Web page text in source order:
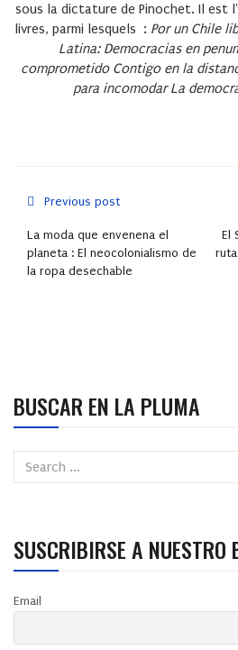
sous la dictature de Pinochet. Il est
livres, parmi lesquels : Por un Chile
Latina: Democracias en
comprometido Contigo en la
para incomodar La
Previous post
La moda que envenena el
planeta : El neocolonialismo de
la ropa desechable
El
BUSCAR EN LA PLUMA
SUSCRIBIRSE A NUESTRO
Email